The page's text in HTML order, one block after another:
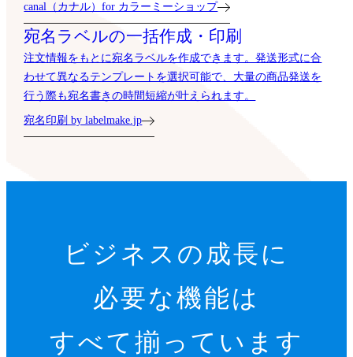
canal（カナル）for カラーミーショップ
宛名ラベルの一括作成・印刷
注文情報をもとに宛名ラベルを作成できます。発送形式に合
わせて異なるテンプレートを選択可能で、大量の商品発送を
行う際も宛名書きの時間短縮が叶えられます。
宛名印刷 by labelmake.jp
ビジネスの成長に
必要な機能は
すべて揃っています